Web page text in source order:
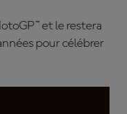
et le restera
pour célébrer